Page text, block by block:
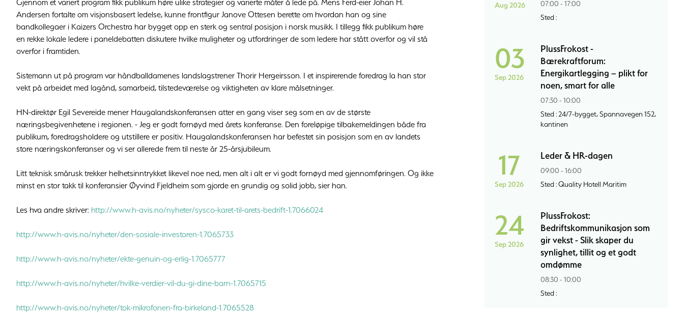
Gjennom et variert program fikk publikum høre ulike strategier og varierte måter å lede på. Mens Ferd-eier Johan H.
Andersen fortalte om visjonsbasert ledelse, kunne frontfigur Janove Ottesen berette om hvordan han og sine
bandkollegaer i Kaizers Orchestra har bygget opp en sterk og sentral posisjon i norsk musikk. I tillegg fikk publikum høre
en rekke lokale ledere i paneldebatten diskutere hvilke muligheter og utfordringer de som ledere har stått overfor og vil stå
overfor i framtiden.
Sistemann ut på program var håndballdamenes landslagstrener Thorir Hergeirsson. I et inspirerende foredrag la han stor
vekt på arbeidet med lagånd, samarbeid, tilstedeværelse og viktigheten av klare målsetninger.
HN-direktør Egil Severeide mener Haugalandskonferansen atter en gang viser seg som en av de største
næringsbegivenhetene i regionen. - Jeg er godt fornøyd med årets konferanse. Den foreløpige tilbakemeldingen både fra
publikum, foredragsholdere og utstillere er positiv. Haugalandskonferansen har befestet sin posisjon som en av landets
store næringskonferanser og vi ser allerede frem til neste år 25-årsjubileum.
Litt teknisk smårusk trekker helhetsinntrykket likevel noe ned, men alt i alt er vi godt fornøyd med gjennomføringen. Og ikke
minst en stor takk til konferansier Øyvind Fjeldheim som gjorde en grundig og solid jobb, sier han.
Les hva andre skriver: http://www.h-avis.no/nyheter/sysco-karet-til-arets-bedrift-1.7066024
http://www.h-avis.no/nyheter/den-sosiale-investoren-1.7065733
http://www.h-avis.no/nyheter/ekte-genuin-og-erlig-1.7065777
http://www.h-avis.no/nyheter/hvilke-verdier-vil-du-gi-dine-barn-1.7065715
http://www.h-avis.no/nyheter/tok-mikrofonen-fra-birkeland-1.7065528
Aug 2026
07:00 - 17:00
Sted :
03
Sep 2026
PlussFrokost -
Bærekraftforum:
Energikartlegging – plikt for
noen, smart for alle
07:30 - 10:00
Sted : 24/7-bygget, Spannavegen 152,
kantinen
17
Sep 2026
Leder & HR-dagen
09:00 - 16:00
Sted : Quality Hotell Maritim
24
Sep 2026
PlussFrokost:
Bedriftskommunikasjon som
gir vekst - Slik skaper du
synlighet, tillit og et godt
omdømme
08:30 - 10:00
Sted :